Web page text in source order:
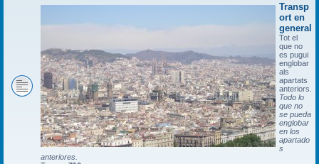
Transp
ort en
general
Tot el
que no
es pugui
englobar
als
apartats
anteriors.
Todo lo
que no
se pueda
englobar
en los
apartado
s
anteriores.